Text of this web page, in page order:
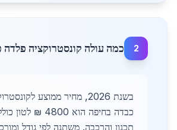
2 כמה עולה קונסטרוקציה
בשנת 2026, מחיר ממוצע
כבדה בחיפה הוא 4800
תכנון והרכבה. משתנה לפי גודל